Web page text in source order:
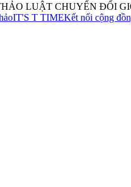
LUẬT CHUYỂN ĐỔI GIỚI
IT'S T TIMEKết nối cộng